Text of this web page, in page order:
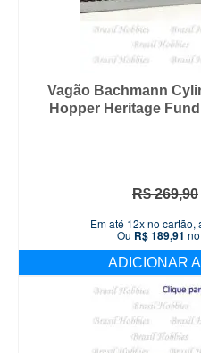
Vagão Bachmann
Hopper Heritage
R$269,90
Em até 12x no
Ou R$189,91
ADICIONAR